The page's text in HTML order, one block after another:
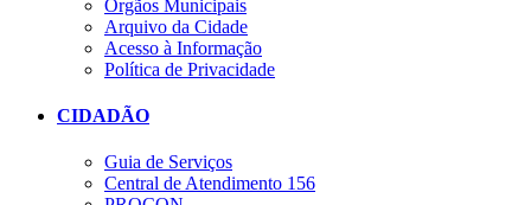
Órgãos Municipais
Arquivo da Cidade
Acesso à Informação
Política de Privacidade
CIDADÃO
Guia de Serviços
Central de Atendimento 156